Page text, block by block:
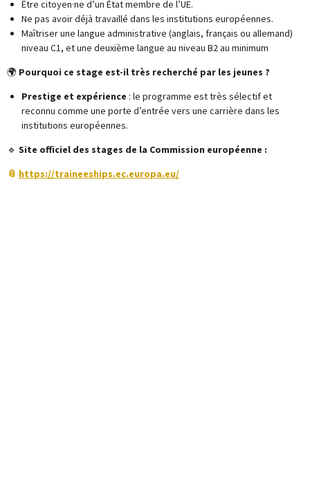
Être citoyen·ne d’un État membre de l’UE.
Ne pas avoir déjà travaillé dans les institutions européennes.
Maîtriser une langue administrative (anglais, français ou allemand)
niveau C1, et une deuxième langue au niveau B2 au minimum
🌍 Pourquoi ce stage est-il très recherché par les jeunes ?
Prestige et expérience : le programme est très sélectif et
reconnu comme une porte d’entrée vers une carrière dans les
institutions européennes.
🔹 Site officiel des stages de la Commission européenne :
📎 https://traineeships.ec.europa.eu/